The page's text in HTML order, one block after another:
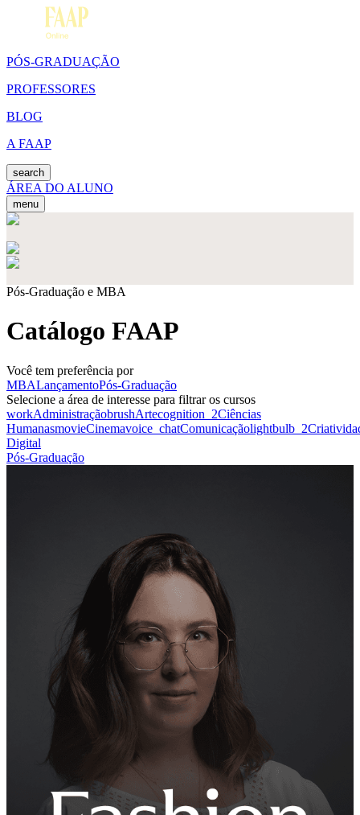
PÓS-GRADUAÇÃO
PROFESSORES
BLOG
A FAAP
search
ÁREA DO ALUNO
menu
Pós-Graduação e MBA
Catálogo FAAP
Você tem preferência por
MBALançamentoPós-Graduação
Selecione a área de interesse para filtrar os cursos
workAdministraçãobrushArtecognition_2Ciências
HumanasmovieCinemavoice_chatComunicaçãolightbulb_2
Digital
Pós-Graduação